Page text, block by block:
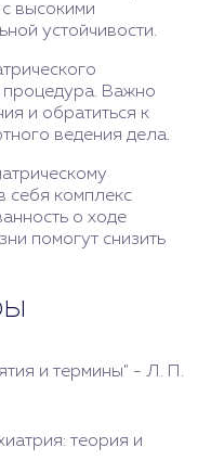
высокими
устойчивости.
процедура. Важно
и обратиться к
ведения дела.
себя комплекс
о ходе
помогут снизить
и термины" - Л. П.
теория и